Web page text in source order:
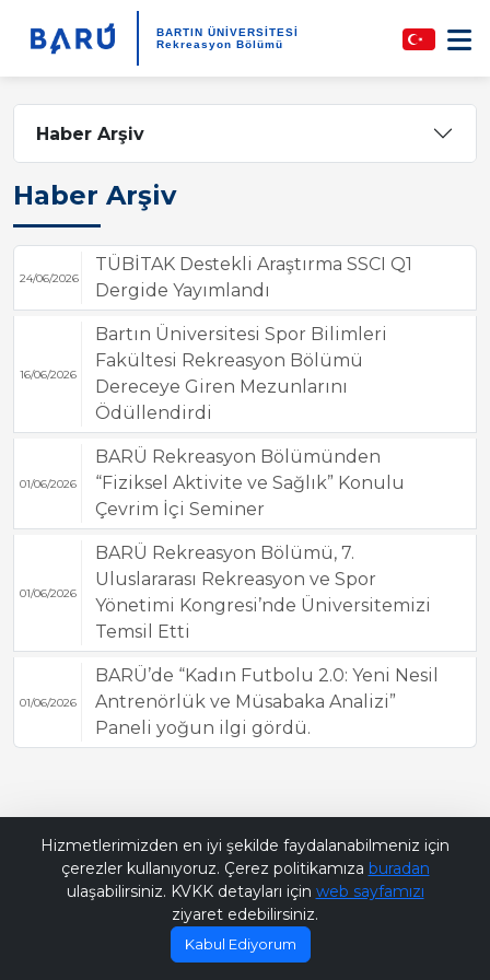
BARTIN ÜNİVERSİTESİ
Rekreasyon Bölümü
Haber Arşiv
Haber Arşiv
24/06/2026
TÜBİTAK Destekli Araştırma SSCI Q1
Dergide Yayımlandı
16/06/2026
Bartın Üniversitesi Spor Bilimleri
Fakültesi Rekreasyon Bölümü
Dereceye Giren Mezunlarını
Ödüllendirdi
01/06/2026
BARÜ Rekreasyon Bölümünden
“Fiziksel Aktivite ve Sağlık” Konulu
Çevrim İçi Seminer
01/06/2026
BARÜ Rekreasyon Bölümü, 7.
Uluslararası Rekreasyon ve Spor
Yönetimi Kongresi’nde Üniversitemizi
Temsil Etti
01/06/2026
BARÜ’de “Kadın Futbolu 2.0: Yeni Nesil
Antrenörlük ve Müsabaka Analizi”
Paneli yoğun ilgi gördü.
Hizmetlerimizden en iyi şekilde faydalanabilmeniz için
çerezler kullanıyoruz. Çerez politikamıza buradan
ulaşabilirsiniz. KVKK detayları için web sayfamızı
ziyaret edebilirsiniz.
Kabul Ediyorum
Bana Soru Sor | Ask Me